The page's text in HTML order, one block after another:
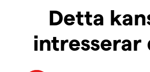
Detta
intresserar